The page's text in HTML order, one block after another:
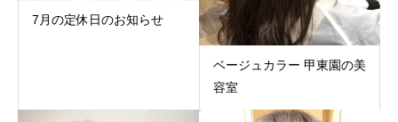
7月の定休日のお知らせ
ベージュカラー 甲東園の美
容室